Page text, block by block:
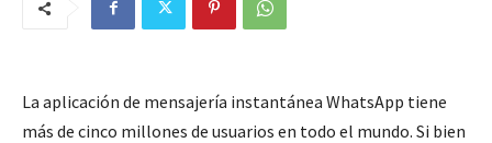
La aplicación de mensajería instantánea WhatsApp tiene
más de cinco millones de usuarios en todo el mundo. Si bien